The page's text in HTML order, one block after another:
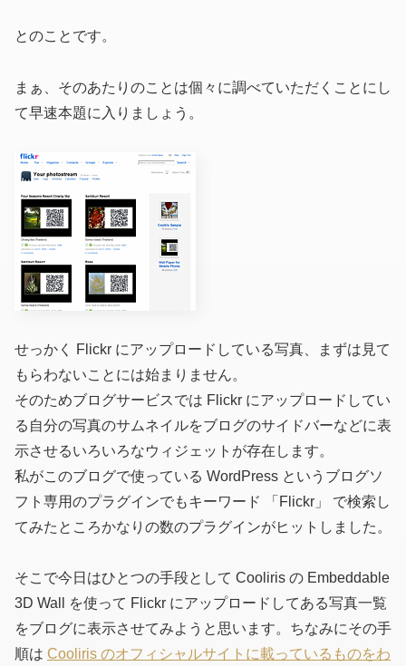
とのことです。
まぁ、そのあたりのことは個々に調べていただくことにし
て早速本題に入りましょう。
せっかく Flickr にアップロードしている写真、まずは見て
もらわないことには始まりません。
そのためブログサービスでは Flickr にアップロードしてい
る自分の写真のサムネイルをブログのサイドバーなどに表
示させるいろいろなウィジェットが存在します。
私がこのブログで使っている WordPress というブログソ
フト専用のプラグインでもキーワード 「Flickr」 で検索し
てみたところかなりの数のプラグインがヒットしました。
そこで今日はひとつの手段として Cooliris の Embeddable
3D Wall を使って Flickr にアップロードしてある写真一覧
をブログに表示させてみようと思います。ちなみにその手
順は Cooliris のオフィシャルサイトに載っているものをわ